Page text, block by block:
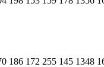
186 172 255 145 1348